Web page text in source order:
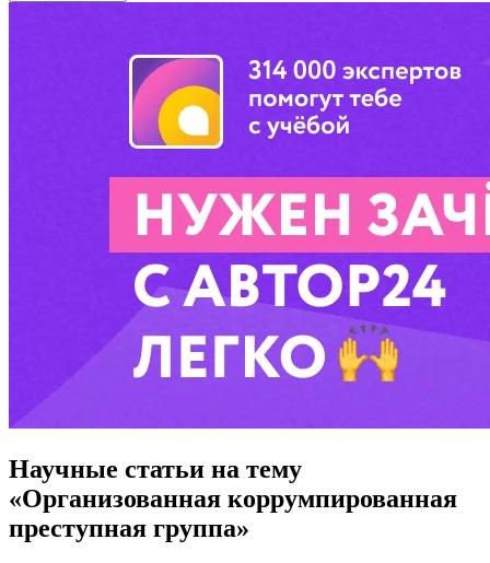
Научные статьи на тему
«Организованная коррумпированная
преступная группа»